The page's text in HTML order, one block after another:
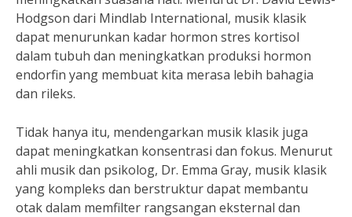
Hodgson dari Mindlab International, musik klasik
dapat menurunkan kadar hormon stres kortisol
dalam tubuh dan meningkatkan produksi hormon
endorfin yang membuat kita merasa lebih bahagia
dan rileks.
Tidak hanya itu, mendengarkan musik klasik juga
dapat meningkatkan konsentrasi dan fokus. Menurut
ahli musik dan psikolog, Dr. Emma Gray, musik klasik
yang kompleks dan berstruktur dapat membantu
otak dalam memfilter rangsangan eksternal dan